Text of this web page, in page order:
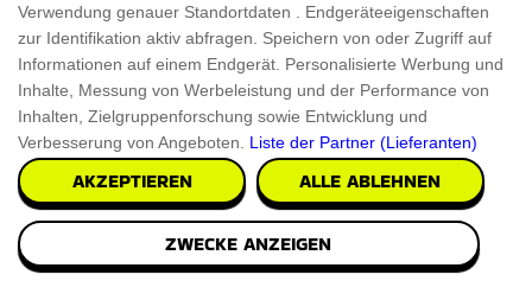
Alien Kopf 3D Nachtlicht
Mit dem handgefertigten Alien Kopf 3D Nachtlicht erhellen
Sie Ihren bevorzugten Raum mit einem hypno
PRÜFEN SIE ES AUS €22.89
Verwendung genauer Standortdaten . Endgeräteeigenschaften
zur Identifikation aktiv abfragen. Speichern von oder Zugriff auf
Informationen auf einem Endgerät. Personalisierte Werbung und
Inhalte, Messung von Werbeleistung und der Performance von
Inhalten, Zielgruppenforschung sowie Entwicklung und
Verbesserung von Angeboten. Liste der Partner (Lieferanten)
AKZEPTIEREN ALLE ABLEHNEN
ZWECKE ANZEIGEN